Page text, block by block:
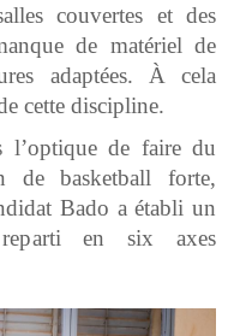
couvertes et des
de matériel de
adaptées. À cela
cette discipline.
l’optique de faire du
de basketball forte,
Bado a établi un
en six axes